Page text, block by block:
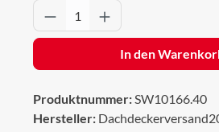
Produkt Anzahl: Gib
In den
Produktnummer:SW10166.40
Hersteller: